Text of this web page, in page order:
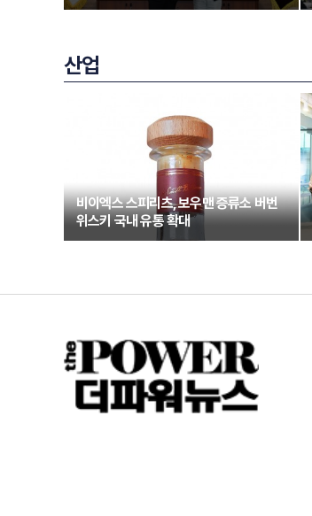
산업
비이엑스 스피리츠, 보우맨 증류소 버번
위스키 국내 유통 확대